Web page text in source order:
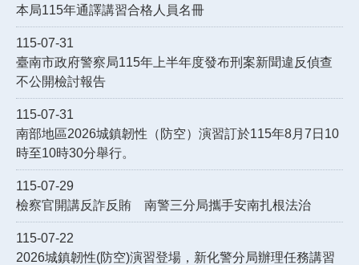
本局115年通譯講習合格人員名冊
115-07-31
臺南市政府警察局115年上半年度發布刑案新聞違反偵查
不公開檢討報告
115-07-31
南部地區2026城鎮韌性（防空）演習訂於115年8月7日10
時至10時30分舉行。
115-07-29
檢察官開講反詐反賄 南警三分局攜手安南扎根法治
115-07-22
2026城鎮韌性(防空)演習登場，新化警分局辦理任務講習